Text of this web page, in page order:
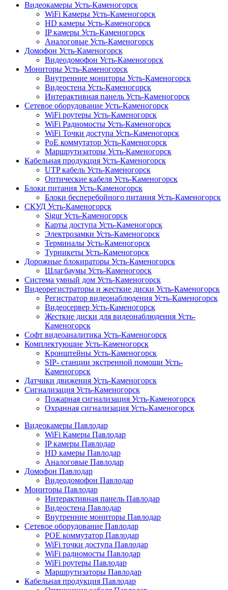
Видеокамеры Усть-Каменогорск
WiFi Камеры Усть-Каменогорск
HD камеры Усть-Каменогорск
IP камеры Усть-Каменогорск
Аналоговые Усть-Каменогорск
Домофон Усть-Каменогорск
Видеодомофон Усть-Каменогорск
Мониторы Усть-Каменогорск
Внутренние мониторы Усть-Каменогорск
Видеостена Усть-Каменогорск
Интерактивная панель Усть-Каменогорск
Сетевое оборудование Усть-Каменогорск
WiFi роутеры Усть-Каменогорск
WiFi Радиомосты Усть-Каменогорск
WiFi Точки доступа Усть-Каменогорск
PoE коммутатор Усть-Каменогорск
Маршрутизаторы Усть-Каменогорск
Кабельная продукция Усть-Каменогорск
UTP кабель Усть-Каменогорск
Оптические кабеля Усть-Каменогорск
Блоки питания Усть-Каменогорск
Блоки бесперебойного питания Усть-Каменогорск
СКУД Усть-Каменогорск
Sigur Усть-Каменогорск
Карты доступа Усть-Каменогорск
Электрозамки Усть-Каменогорск
Терминалы Усть-Каменогорск
Турникеты Усть-Каменогорск
Дорожные блокираторы Усть-Каменогорск
Шлагбаумы Усть-Каменогорск
Система умный дом Усть-Каменогорск
Видеорегистраторы и жесткие диски Усть-Каменогорск
Регистратор видеонаблюдения Усть-Каменогорск
Видеосервер Усть-Каменогорск
Жесткие диски для видеонаблюдения Усть-
Каменогорск
Софт видеоаналитика Усть-Каменогорск
Комплектующие Усть-Каменогорск
Кронштейны Усть-Каменогорск
SIP- станции экстренной помощи Усть-
Каменогорск
Датчики движения Усть-Каменогорск
Сигнализация Усть-Каменогорск
Пожарная сигнализация Усть-Каменогорск
Охранная сигнализация Усть-Каменогорск
Видеокамеры Павлодар
WiFi Камеры Павлодар
IP камеры Павлодар
HD камеры Павлодар
Аналоговые Павлодар
Домофон Павлодар
Видеодомофон Павлодар
Мониторы Павлодар
Интерактивная панель Павлодар
Видеостена Павлодар
Внутренние мониторы Павлодар
Сетевое оборудование Павлодар
POE коммутатор Павлодар
WiFi точки доступа Павлодар
WiFi радиомосты Павлодар
WiFi роутеры Павлодар
Маршрутизаторы Павлодар
Кабельная продукция Павлодар